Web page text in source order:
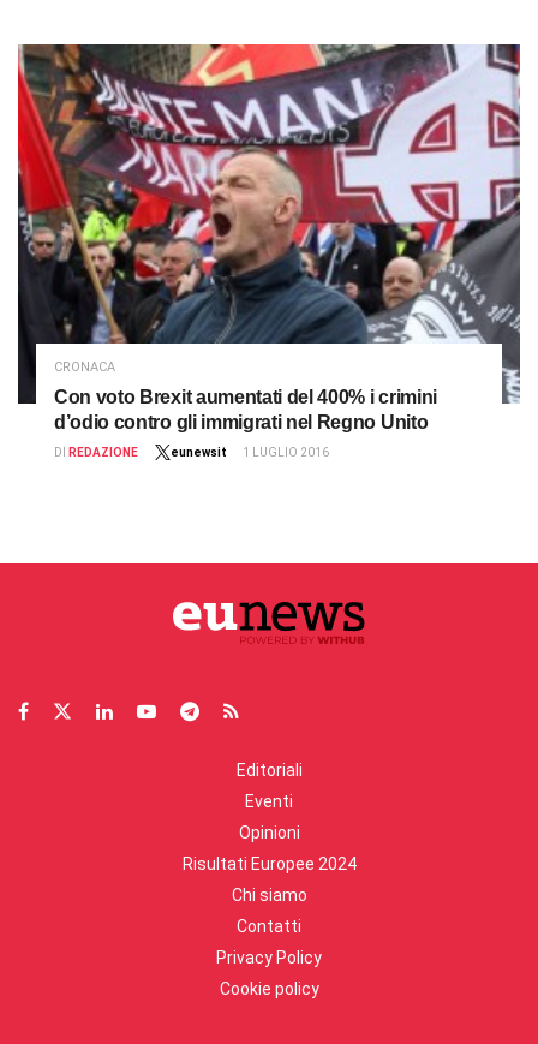
CRONACA
Con voto Brexit aumentati del 400% i crimini
d’odio contro gli immigrati nel Regno Unito
DI REDAZIONE eunewsit 1 LUGLIO 2016
Editoriali
Eventi
Opinioni
Risultati Europee 2024
Chi siamo
Contatti
Privacy Policy
Cookie policy